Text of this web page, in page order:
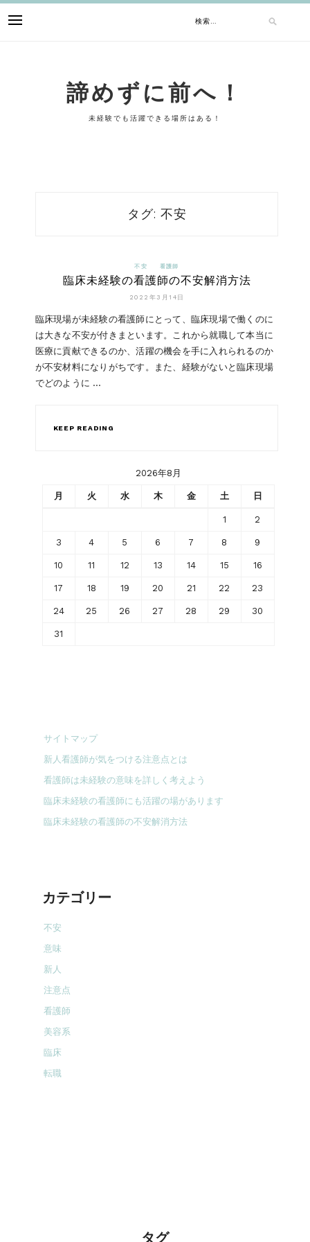
to
諦めずに前へ！
未経験でも活躍できる場所はある！
タグ: 不安
不安 看護師
臨床未経験の看護師の不安解消方法
2022年3月14日
臨床現場が未経験の看護師にとって、臨床現場で働くのに
は大きな不安が付きまといます。これから就職して本当に
医療に貢献できるのか、活躍の機会を手に入れられるのか
が不安材料になりがちです。また、経験がないと臨床現場
でどのように …
KEEP READING
2026年8月
月 火 水 木 金 土 日
1 2
3 4 5 6 7 8 9
10 11 12 13 14 15 16
17 18 19 20 21 22 23
24 25 26 27 28 29 30
31
サイトマップ
新人看護師が気をつける注意点とは
看護師は未経験の意味を詳しく考えよう
臨床未経験の看護師にも活躍の場があります
臨床未経験の看護師の不安解消方法
カテゴリー
不安
意味
新人
注意点
看護師
美容系
臨床
転職
タグ